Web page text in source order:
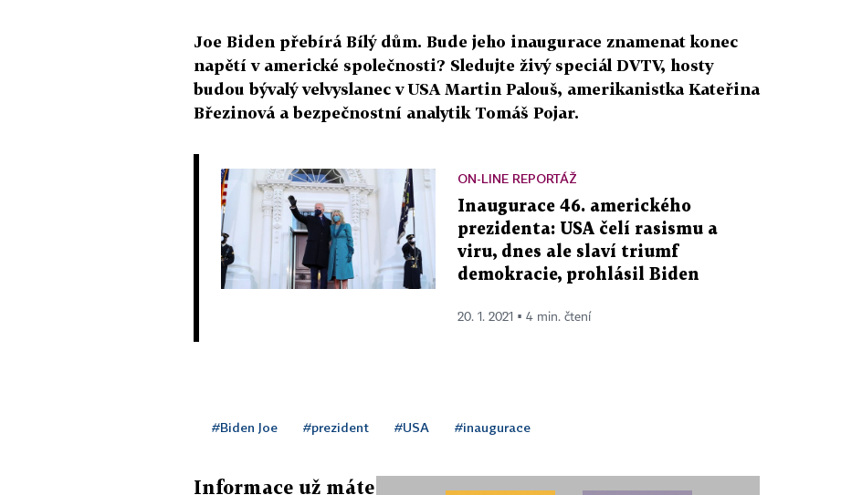
Joe Biden přebírá Bílý dům. Bude jeho inaugurace znamenat konec
napětí v americké společnosti? Sledujte živý speciál DVTV, hosty
budou bývalý velvyslanec v USA Martin Palouš, amerikanistka Kateřina
Březinová a bezpečnostní analytik Tomáš Pojar.
ON-LINE REPORTÁŽ
Inaugurace 46. amerického
prezidenta: USA čelí rasismu a
viru, dnes ale slaví triumf
demokracie, prohlásil Biden
20. 1. 2021 ▪ 4 min. čtení
#Biden Joe #prezident #USA #inaugurace
Informace už máte